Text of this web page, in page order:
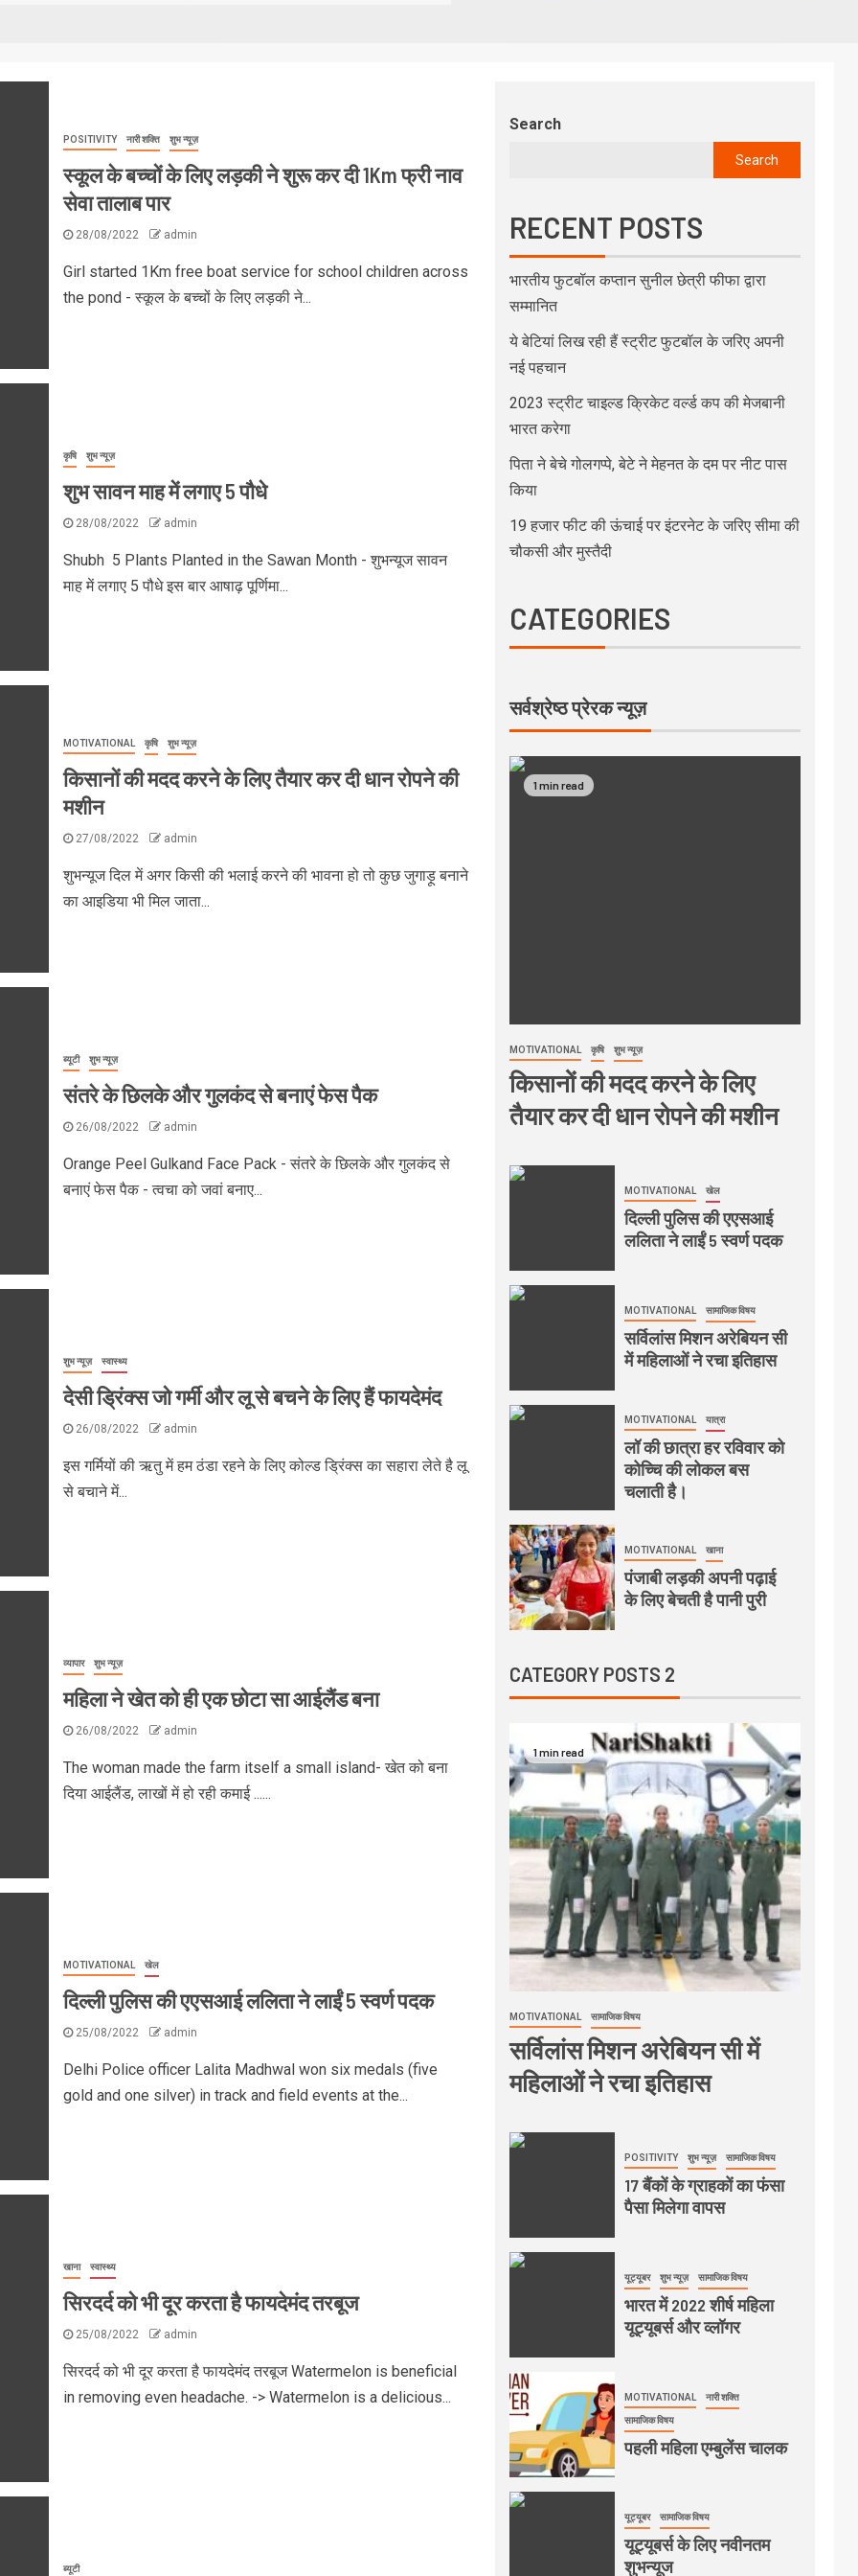
POSITIVITY नारी शक्ति शुभ न्यूज़
स्कूल के बच्चों के लिए लड़की ने शुरू कर दी 1Km फ्री नाव
सेवा तालाब पार
28/08/2022 admin
Girl started 1Km free boat service for school children across
the pond - स्कूल के बच्चों के लिए लड़की ने...
कृषि शुभ न्यूज़
शुभ सावन माह में लगाए 5 पौधे
28/08/2022 admin
Shubh 5 Plants Planted in the Sawan Month - शुभन्यूज सावन
माह में लगाए 5 पौधे इस बार आषाढ़ पूर्णिमा...
MOTIVATIONAL कृषि शुभ न्यूज़
किसानों की मदद करने के लिए तैयार कर दी धान रोपने की
मशीन
27/08/2022 admin
शुभन्यूज दिल में अगर किसी की भलाई करने की भावना हो तो कुछ जुगाड़ू बनाने
का आइडिया भी मिल जाता...
ब्यूटी शुभ न्यूज़
संतरे के छिलके और गुलकंद से बनाएं फेस पैक
26/08/2022 admin
Orange Peel Gulkand Face Pack - संतरे के छिलके और गुलकंद से
बनाएं फेस पैक - त्वचा को जवां बनाए...
शुभ न्यूज़ स्वास्थ्य
देसी ड्रिंक्स जो गर्मी और लू से बचने के लिए हैं फायदेमंद
26/08/2022 admin
इस गर्मियों की ऋतु में हम ठंडा रहने के लिए कोल्ड ड्रिंक्स का सहारा लेते है लू
से बचाने में...
व्यापार शुभ न्यूज़
महिला ने खेत को ही एक छोटा सा आईलैंड बना
26/08/2022 admin
The woman made the farm itself a small island- खेत को बना
दिया आईलैंड, लाखों में हो रही कमाई ......
MOTIVATIONAL खेल
दिल्ली पुलिस की एएसआई ललिता ने लाईं 5 स्वर्ण पदक
25/08/2022 admin
Delhi Police officer Lalita Madhwal won six medals (five
gold and one silver) in track and field events at the...
खाना स्वास्थ्य
सिरदर्द को भी दूर करता है फायदेमंद तरबूज
25/08/2022 admin
सिरदर्द को भी दूर करता है फायदेमंद तरबूज Watermelon is beneficial
in removing even headache. -> Watermelon is a delicious...
ब्यूटी
Search
Search
RECENT POSTS
भारतीय फुटबॉल कप्तान सुनील छेत्री फीफा द्वारा
सम्मानित
ये बेटियां लिख रही हैं स्ट्रीट फुटबॉल के जरिए अपनी
नई पहचान
2023 स्ट्रीट चाइल्ड क्रिकेट वर्ल्ड कप की मेजबानी
भारत करेगा
पिता ने बेचे गोलगप्पे, बेटे ने मेहनत के दम पर नीट पास
किया
19 हजार फीट की ऊंचाई पर इंटरनेट के जरिए सीमा की
चौकसी और मुस्तैदी
CATEGORIES
सर्वश्रेष्ठ प्रेरक न्यूज़
1 min read
MOTIVATIONAL कृषि शुभ न्यूज़
किसानों की मदद करने के लिए
तैयार कर दी धान रोपने की मशीन
MOTIVATIONAL खेल
दिल्ली पुलिस की एएसआई
ललिता ने लाईं 5 स्वर्ण पदक
MOTIVATIONAL सामाजिक विषय
सर्विलांस मिशन अरेबियन सी
में महिलाओं ने रचा इतिहास
MOTIVATIONAL यात्रा
लॉ की छात्रा हर रविवार को
कोच्चि की लोकल बस
चलाती है।
MOTIVATIONAL खाना
पंजाबी लड़की अपनी पढ़ाई
के लिए बेचती है पानी पुरी
CATEGORY POSTS 2
1 min read
MOTIVATIONAL सामाजिक विषय
सर्विलांस मिशन अरेबियन सी में
महिलाओं ने रचा इतिहास
POSITIVITY शुभ न्यूज़ सामाजिक विषय
17 बैंकों के ग्राहकों का फंसा
पैसा मिलेगा वापस
यूट्यूबर शुभ न्यूज़ सामाजिक विषय
भारत में 2022 शीर्ष महिला
यूट्यूबर्स और व्लॉगर
MOTIVATIONAL नारी शक्ति
सामाजिक विषय
पहली महिला एम्बुलेंस चालक
यूट्यूबर सामाजिक विषय
यूट्यूबर्स के लिए नवीनतम
शुभन्यूज